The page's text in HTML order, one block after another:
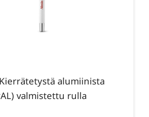
Kierrätetystä alumiinista
valmistettu rulla